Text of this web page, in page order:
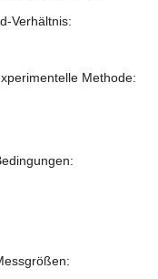
Verhältnis:
Methode: